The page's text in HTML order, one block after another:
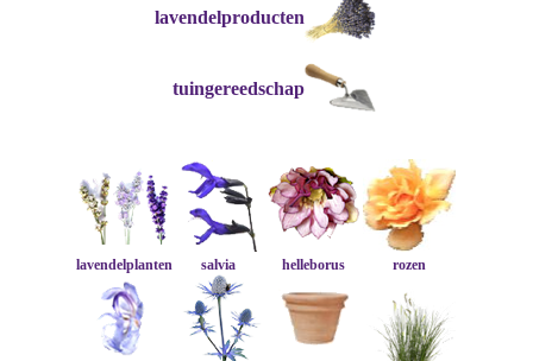
lavendelproducten
tuingereedschap
lavendelplanten salvia helleborus rozen